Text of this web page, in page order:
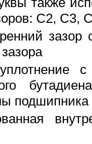
С2,
зазор
уплотнение
подшипника